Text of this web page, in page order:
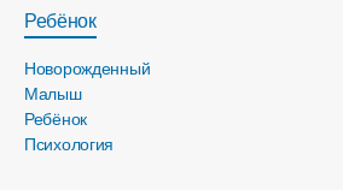
Ребёнок
Новорожденный
Малыш
Ребёнок
Психология